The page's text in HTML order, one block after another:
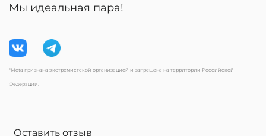
Оставить отзыв
Мы идеальная пара!
*Meta признана экстремистской организацией и запрещена на территории Российской
Федерации.